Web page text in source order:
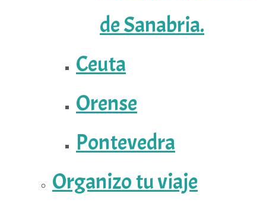
de Sanabria.
Ceuta
Orense
Pontevedra
Organizo tu viaje